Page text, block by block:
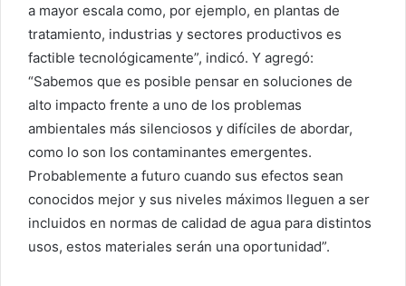
a mayor escala como, por ejemplo, en plantas de
tratamiento, industrias y sectores productivos es
factible tecnológicamente”, indicó. Y agregó:
“Sabemos que es posible pensar en soluciones de
alto impacto frente a uno de los problemas
ambientales más silenciosos y difíciles de abordar,
como lo son los contaminantes emergentes.
Probablemente a futuro cuando sus efectos sean
conocidos mejor y sus niveles máximos lleguen a ser
incluidos en normas de calidad de agua para distintos
usos, estos materiales serán una oportunidad”.